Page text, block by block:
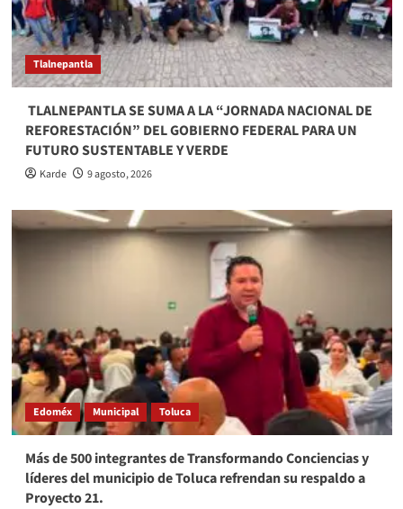
Tlalnepantla
​ TLALNEPANTLA SE SUMA A LA “JORNADA NACIONAL DE
REFORESTACIÓN” DEL GOBIERNO FEDERAL PARA UN
FUTURO SUSTENTABLE Y VERDE
Karde 9 agosto, 2026
Edoméx Municipal Toluca
Más de 500 integrantes de Transformando Conciencias y
líderes del municipio de Toluca refrendan su respaldo a
Proyecto 21.